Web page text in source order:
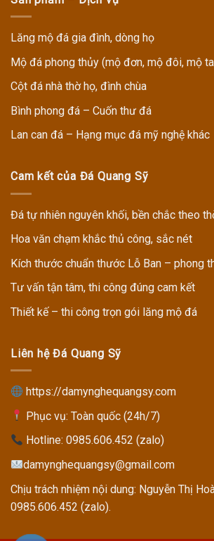
Lăng mộ đá gia đình, dòng họ
Mộ đá phong thủy (mộ đơn, mộ đôi, mộ
Cột đá nhà thờ họ, đình chùa
Bình phong đá – Cuốn thư đá
Lan can đá – Hạng mục đá mỹ nghệ khác
Cam kết của Đá Quang Sỹ
Đá tự nhiên nguyên khối, bền chắc theo
Hoa văn chạm khắc thủ công, sắc nét
Kích thước chuẩn thước Lỗ Ban – phong
Tư vấn tận tâm, thi công đúng cam kết
Thiết kế – thi công trọn gói lăng mộ đá
Liên hệ Đá Quang Sỹ
https://damynghequangsy.com
Phục vụ: Toàn quốc (24h/7)
Hotline:0985.606.452 (zalo)
damynghequangsy@gmail.com
Chịu trách nhiệm nội dung: Nguyễn Thị
0985.606.452 (zalo).